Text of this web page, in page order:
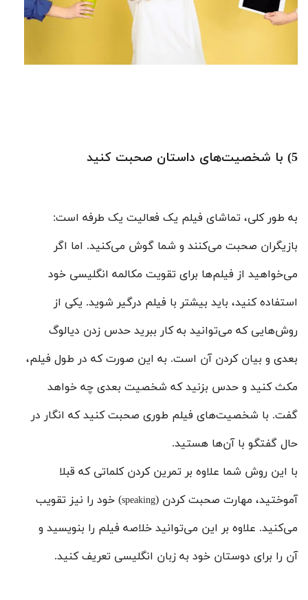
5) با شخصیت‌های داستان صحبت کنید
به طور کلی، تماشای فیلم یک فعالیت یک طرفه است:
بازیگران صحبت می‌کنند و شما گوش می‌کنید. اما اگر
می‌خواهید از فیلم‌ها برای تقویت مکالمه انگلیسی خود
استفاده کنید، باید بیشتر با فیلم درگیر شوید. یکی از
روش‌هایی که می‌توانید به کار ببرید حدس زدن دیالوگ
بعدی و بیان کردن آن است. به این صورت که در طول فیلم،
مکث کنید و حدس بزنید که شخصیت بعدی چه خواهد
گفت. با شخصیت‌های فیلم طوری صحبت کنید که انگار در
حال گفتگو با آن‌ها هستید.
با این روش شما علاوه بر تمرین کردن کلماتی که قبلا
آموختید، مهارت صحبت کردن (speaking) خود را نیز تقویب
می‌کنید. علاوه بر این می‌توانید خلاصه فیلم را بنویسید و
آن را برای دوستان خود به زبان انگلیسی تعریف کنید.